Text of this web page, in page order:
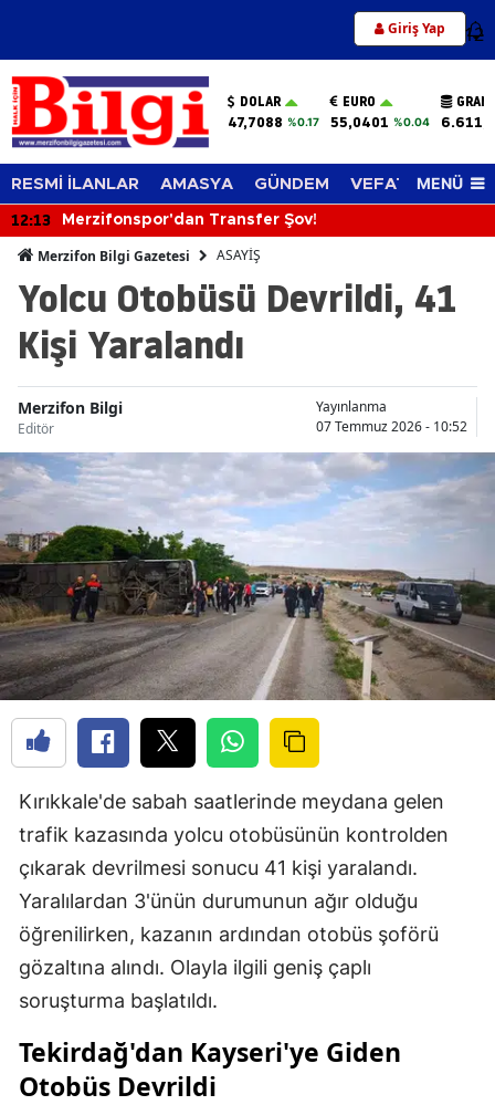
Giriş Yap 12
DOLAR
47,7088 %0.17
EURO
55,0401 %0.04
RESMİ İLANLAR AMASYA GÜNDEM VEFAT EDENLER
MENÜ
12:13 Merzifonspor'dan Transfer Şov!
Merzifon Bilgi Gazetesi ASAYİŞ
Yolcu Otobüsü Devrildi, 41
Kişi Yaralandı
Merzifon Bilgi
Editör
Yayınlanma
07 Temmuz 2026 - 10:52
Kırıkkale'de sabah saatlerinde meydana gelen
trafik kazasında yolcu otobüsünün kontrolden
çıkarak devrilmesi sonucu 41 kişi yaralandı.
Yaralılardan 3'ünün durumunun ağır olduğu
öğrenilirken, kazanın ardından otobüs şoförü
gözaltına alındı. Olayla ilgili geniş çaplı
soruşturma başlatıldı.
Tekirdağ'dan Kayseri'ye Giden
Otobüs Devrildi